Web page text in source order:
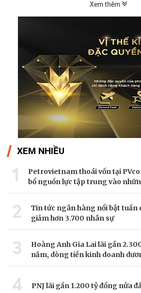
Xem thêm
XEM NHIỀU
1
Petrovietnam thoái vốn tại
bổ nguồn lực tập trung vào
2
Tin tức ngân hàng nổi bật tuần
giảm hơn 3.700 nhân sự
3
Hoàng Anh Gia Lai lãi gần
năm, dòng tiền kinh doanh
4 PNJ lãi gần 1.200 tỷ đồng nửa